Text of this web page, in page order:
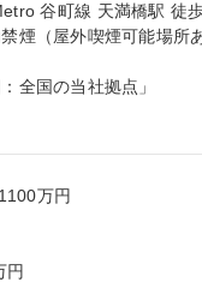
谷町線 天満橋駅 徒
煙（屋外喫煙可能場所
全国の当社拠点」
万円
円